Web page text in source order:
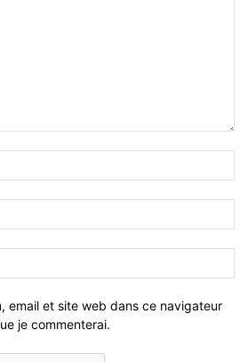
email et site web dans ce navigateur
je commenterai.